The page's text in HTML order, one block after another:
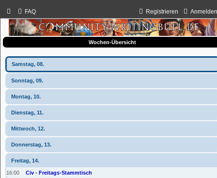
FAQ Registrieren
Wochen-Übersicht
Samstag, 08.
Sonntag, 09.
Montag, 10.
Dienstag, 11.
Mittwoch, 12.
Donnerstag, 13.
Freitag, 14.
16:00 Civ - Freitags-Stammtisch